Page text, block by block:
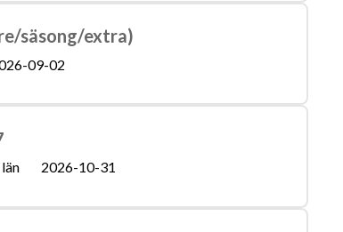
säsong/extra)
09-02
2026-10-31